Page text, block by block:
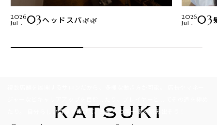
2026
Jul .
03ヘッドスパ🌿🌿
2026
Jul .
03
Recruit
自分らしい目標を掲げて、未来への第一歩を踏み出そう！
KATSUKI